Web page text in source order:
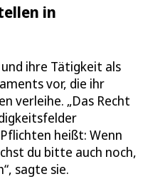
in
ihre Tätigkeit als
vor, die ihr
verleihe. „Das Recht
heißt: Wenn
du bitte auch noch,
sagte sie.